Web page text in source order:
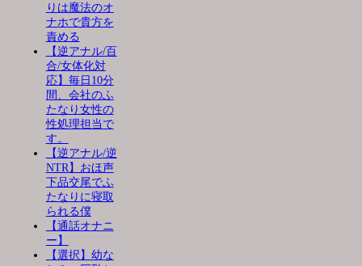
りは魔法のオ
ナホで貴方を
責める
【逆アナル/百
合/女体化対
応】毎日10分
間、会社のふ
たなり女性の
性処理担当で
す。
【逆アナル/逆
NTR】おほ声
下品交尾でふ
たなりに寝取
られる僕
【通話オナニ
ー】
【選択】幼な